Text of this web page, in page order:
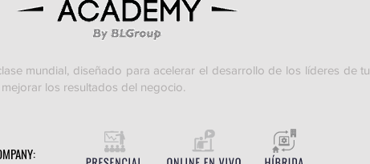
mundial, diseñado para acelerar el desarrollo de los líderes de tu
los resultados del negocio.